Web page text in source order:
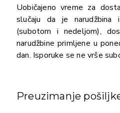
Uobičajeno vreme za
slučaju da je narudžbina
(subotom i nedeljom),
narudžbine primljene u
dan. Isporuke se ne vrše
Preuzimanje